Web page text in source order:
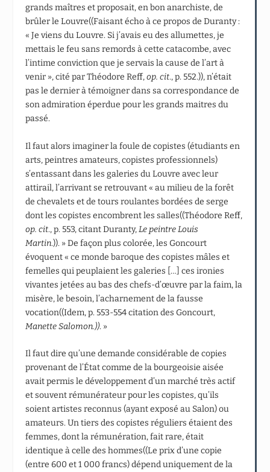
grands maîtres et proposait, en bon anarchiste, de
brûler le Louvre((Faisant écho à ce propos de Duranty :
« Je viens du Louvre. Si j’avais eu des allumettes, je
mettais le feu sans remords à cette catacombe, avec
l’intime conviction que je servais la cause de l’art à
venir », cité par Théodore Reff,op. cit., p. 552.)), n’était
pas le dernier à témoigner dans sa correspondance de
son admiration éperdue pour les grands maitres du
passé.
Il faut alors imaginer la foule de copistes (étudiants en
arts, peintres amateurs, copistes professionnels)
s’entassant dans les galeries du Louvre avec leur
attirail, l’arrivant se retrouvant « au milieu de la forêt
de chevalets et de tours roulantes bordées de serge
dont les copistes encombrent les salles((Théodore Reff,
op. cit., p. 553, citant Duranty,Le peintre Louis
Martin.)). » De façon plus colorée, les Goncourt
évoquent « ce monde baroque des copistes mâles et
femelles qui peuplaient les galeries […] ces ironies
vivantes jetées au bas des chefs-d’œuvre par la faim, la
misère, le besoin, l’acharnement de la fausse
vocation((Idem, p. 553-554 citation des Goncourt,
Manette Salomon.)). »
Il faut dire qu’une demande considérable de copies
provenant de l’État comme de la bourgeoisie aisée
avait permis le développement d’un marché très actif
et souvent rémunérateur pour les copistes, qu’ils
soient artistes reconnus (ayant exposé au Salon) ou
amateurs. Un tiers des copistes réguliers étaient des
femmes, dont la rémunération, fait rare, était
identique à celle des hommes((Le prix d’une copie
(entre 600 et 1 000 francs) dépend uniquement de la